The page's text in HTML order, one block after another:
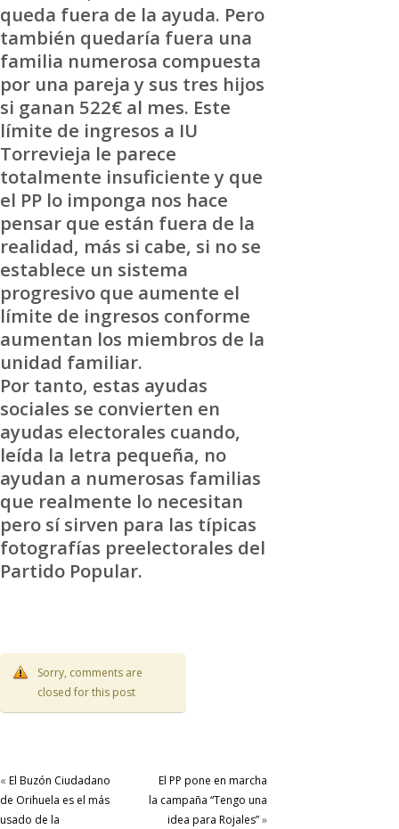
queda fuera de la ayuda. Pero
también quedaría fuera una
familia numerosa compuesta
por una pareja y sus tres hijos
si ganan 522€ al mes. Este
límite de ingresos a IU
Torrevieja le parece
totalmente insuficiente y que
el PP lo imponga nos hace
pensar que están fuera de la
realidad, más si cabe, si no se
establece un sistema
progresivo que aumente el
límite de ingresos conforme
aumentan los miembros de la
unidad familiar.
Por tanto, estas ayudas
sociales se convierten en
ayudas electorales cuando,
leída la letra pequeña, no
ayudan a numerosas familias
que realmente lo necesitan
pero sí sirven para las típicas
fotografías preelectorales del
Partido Popular.
Sorry, comments are
closed for this post
« El Buzón Ciudadano
de Orihuela es el más
usado de la
El PP pone en marcha
la campaña “Tengo una
idea para Rojales”»